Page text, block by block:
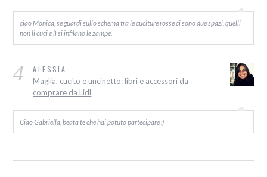
ciao Monica, se guardi sullo schema tra le cuciture rosse ci sono due spazi, quelli
non li cuci e lì si infilano le zampe.
4 ALESSIA
Maglia, cucito e uncinetto: libri e accessori da
comprare da Lidl
Ciao Gabriella, beata te che hai potuto partecipare :)